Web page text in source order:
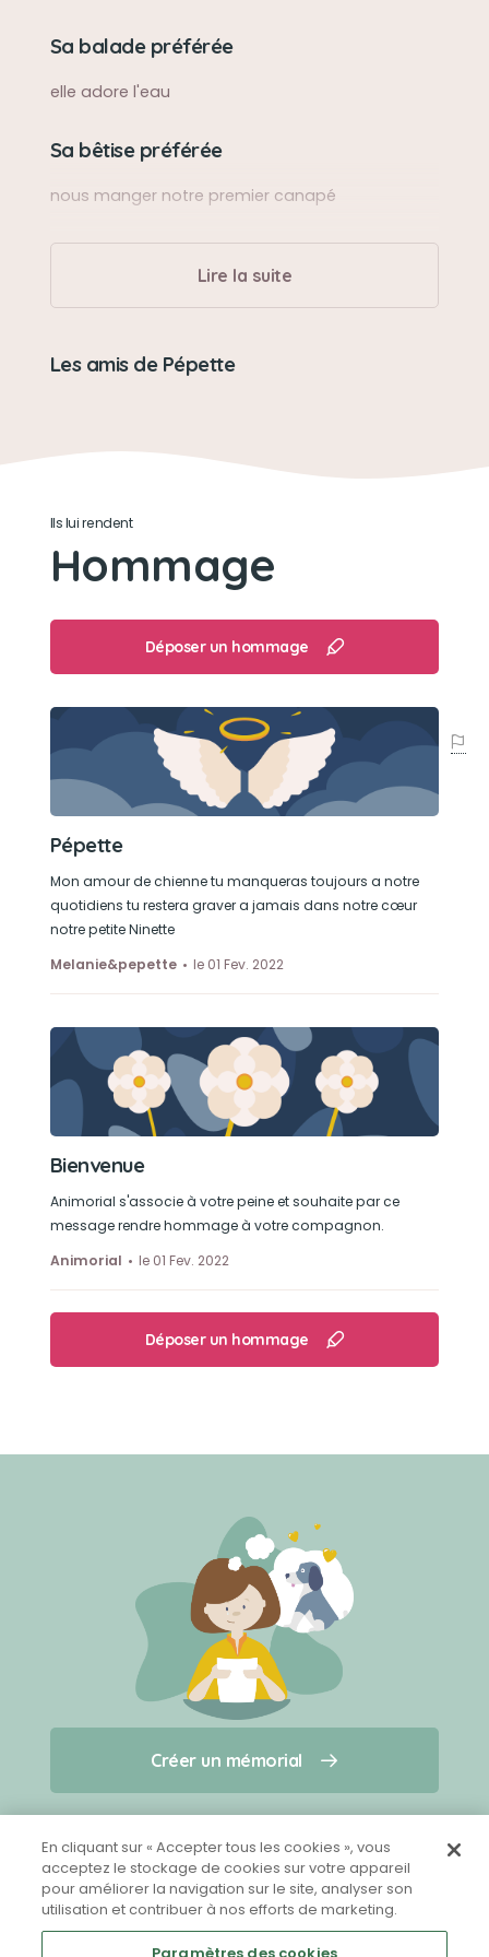
Créer un mémorial
Qui sommes-nous ?
Nous contacter
Partager sur Facebook
Sa balade préférée
elle adore l'eau
Sa bêtise préférée
nous manger notre premier canapé
Son caractère
très très sociable
Son jouet préféré
Son loisir préféré
Lire la suite
Les amis de Pépette
Ils lui rendent
Hommage
Déposer un hommage
Pépette
Mon amour de chienne tu manqueras toujours a notre
quotidiens tu restera graver a jamais dans notre cœur
notre petite Ninette
Melanie&pepette
le 01 Fev. 2022
Bienvenue
Animorial s'associe à votre peine et souhaite par ce
message rendre hommage à votre compagnon.
Animorial
le 01 Fev. 2022
Déposer un hommage
Créer un mémorial
En cliquant sur « Accepter tous les cookies », vous
acceptez le stockage de cookies sur votre appareil
pour améliorer la navigation sur le site, analyser son
utilisation et contribuer à nos efforts de marketing.